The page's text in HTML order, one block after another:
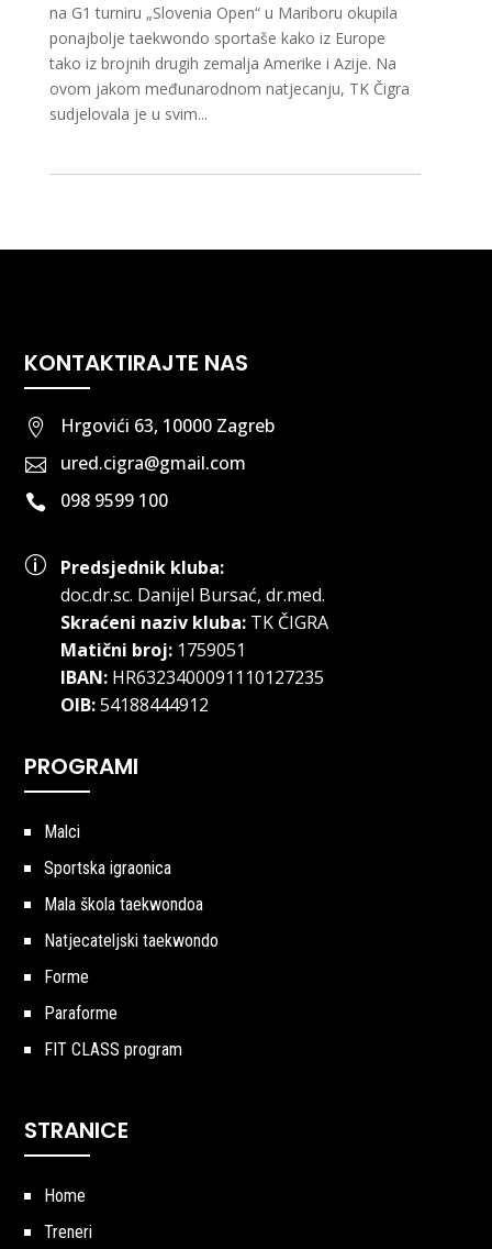
na G1 turniru „Slovenia Open“ u Mariboru okupila
ponajbolje taekwondo sportaše kako iz Europe
tako iz brojnih drugih zemalja Amerike i Azije. Na
ovom jakom međunarodnom natjecanju, TK Čigra
sudjelovala je u svim...
KONTAKTIRAJTE NAS
 Hrgovići 63, 10000 Zagreb
 ured.cigra@gmail.com
 098 9599 100
p
Predsjednik kluba:
doc.dr.sc. Danijel Bursać, dr.med.
Skraćeni naziv kluba:TK ČIGRA
Matični broj:1759051
IBAN:HR6323400091110127235
OIB:54188444912
PROGRAMI
Malci
Sportska igraonica
Mala škola taekwondoa
Natjecateljski taekwondo
Forme
Paraforme
FIT CLASS program
STRANICE
Home
Treneri